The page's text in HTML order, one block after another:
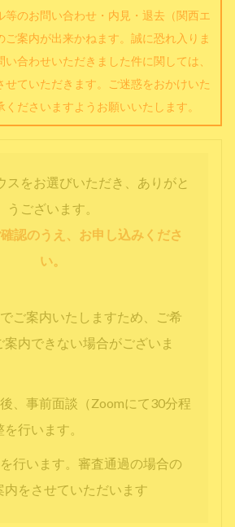
等のお問い合わせ・内見・退去（関西エ
ご案内が出来かねます。誠に恐れ入りま
合わせいただきました件に関しては、
せていただきます。ご迷惑をおかけいた
ださいますようお願いいたします。
スをお選びいただき、ありがと
うございます。
認のうえ、お申し込みくださ
い。
ご案内いたしますため、ご希
内できない場合がございま
、事前面談（Zoomにて30分程
行います。
行います。審査通過の場合の
内をさせていただいます